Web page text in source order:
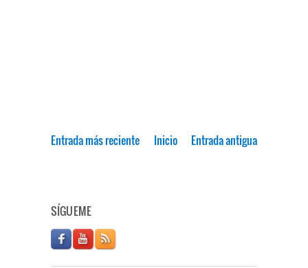
Entrada más reciente Entrada antigua
Inicio
SÍGUEME